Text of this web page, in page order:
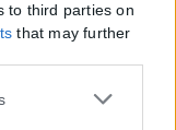
to third parties on
that may further
or more Google